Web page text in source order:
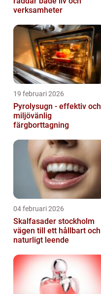
verksamheter
19 februari 2026
Pyrolysugn - effektiv och
miljövänlig
färgborttagning
04 februari 2026
Skalfasader stockholm
vägen till ett hållbart och
naturligt leende